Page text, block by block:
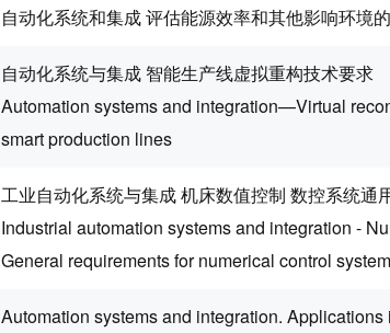
自动化系统和集成 评估能源效率和其他影响环境
自动化系统与集成 智能生产线虚拟重构技术要求
Automation systems and integration—Virtual
smart production lines
工业自动化系统与集成 机床数值控制 数控系统通
Industrial automation systems and integration -
General requirements for numerical control
Automation systems and integration.